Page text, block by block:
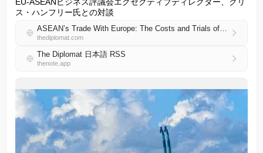
ス・ハンフリー氏との対談
ASEAN’s Trade With Europe: The Costs and Trials of Doing Business
thediplomat.com
The Diplomat 日本語 RSS
thenote.app